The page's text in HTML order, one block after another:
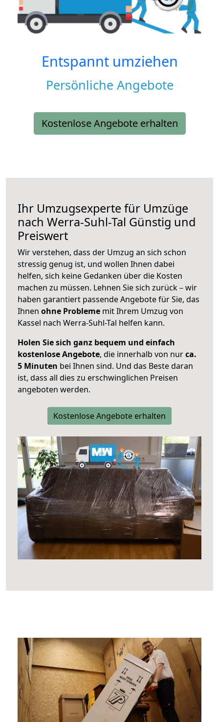
Entspannt umziehen
Persönliche Angebote
Kostenlose Angebote erhalten
Ihr Umzugsexperte für Umzüge
nach Werra-Suhl-Tal Günstig und
Preiswert
Wir verstehen, dass der Umzug an sich schon
stressig genug ist, und wollen Ihnen dabei
helfen, sich keine Gedanken über die Kosten
machen zu müssen. Lehnen Sie sich zurück – wir
haben garantiert passende Angebote für Sie, das
Ihnen ohne Probleme mit Ihrem Umzug von
Kassel nach Werra-Suhl-Tal helfen kann.
Holen Sie sich ganz bequem und einfach
kostenlose Angebote, die innerhalb von nurca.
5 Minuten bei Ihnen sind. Und das Beste daran
ist, dass all dies zu erschwinglichen Preisen
angeboten werden.
Kostenlose Angebote erhalten